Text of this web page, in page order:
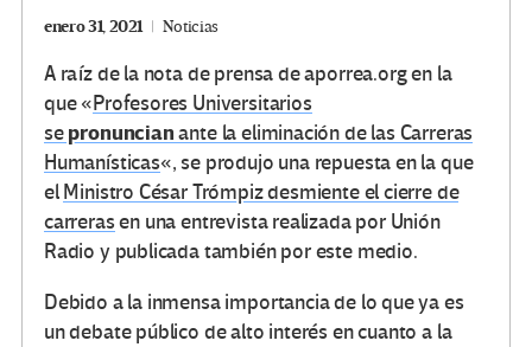
enero 31, 2021 Noticias
A raíz de la nota de prensa de aporrea.org en la
que «Profesores Universitarios
sepronuncianante la eliminación de las Carreras
Humanísticas«, se produjo una repuesta en la que
elMinistro César Trómpiz desmiente el cierre de
carrerasen una entrevista realizada por Unión
Radio y publicada también por este medio.
Debido a la inmensa importancia de lo que ya es
un debate público de alto interés en cuanto a la